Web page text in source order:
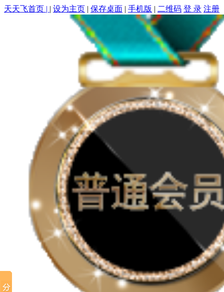
天天飞首页 | | 设为主页 | 保存桌面 | 手机版 | 二维码 登 录 注册